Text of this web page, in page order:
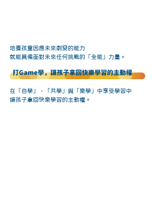
培養孩童因應未來劇變的能力
就能具備面對未來任何挑戰的「全能」力量。
打Game學，讓孩子拿回快樂學習的主動權
在「自學」、「共學」與「樂學」中享受學習中
讓孩子拿回快樂學習的主動權。